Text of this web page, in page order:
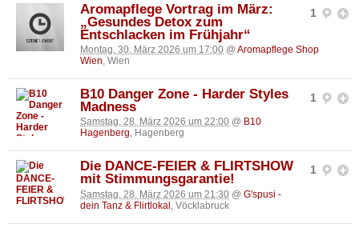
1
Aromapflege Vortrag im März:
„Gesundes Detox zum
Entschlacken im Frühjahr“
Montag, 30. März 2026 um 17:00 @ Aromapflege Shop
Wien, Wien
1
B10 Danger Zone - Harder Styles
Madness
Samstag, 28. März 2026 um 22:00 @ B10
Hagenberg, Hagenberg
1
Die DANCE-FEIER & FLIRTSHOW
mit Stimmungsgarantie!
Samstag, 28. März 2026 um 21:30 @ G'spusi -
dein Tanz & Flirtlokal , Vöcklabruck